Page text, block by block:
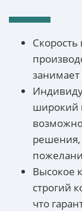
Скорость
широкий
Высокое
строгий
что